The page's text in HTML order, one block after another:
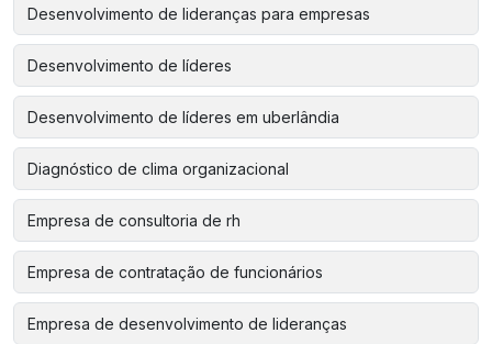
Desenvolvimento de lideranças para empresas
Desenvolvimento de líderes
Desenvolvimento de líderes em uberlândia
Diagnóstico de clima organizacional
Empresa de consultoria de rh
Empresa de contratação de funcionários
Empresa de desenvolvimento de lideranças